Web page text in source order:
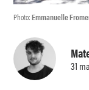
Photo:Emmanuelle
31